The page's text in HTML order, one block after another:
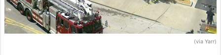
(via Yarr)